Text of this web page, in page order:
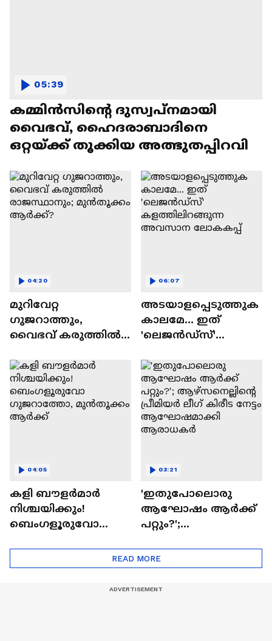
കമ്മിൻസിന്റെ ദുസ്വപ്നമായി
വൈഭവ്, ഹൈദരാബാദിനെ
ഒറ്റയ്ക്ക് തൂക്കിയ അത്ഭുതപ്പിറവി
05:39
മുറിവേറ്റ
ഗുജറാത്തും,
വൈഭവ് കരുത്തില്‍
മുൻതൂക്കം ആർക്ക്?
04:20
അടയാളപ്പെടുത്തുക
കാലമേ... ഇത്
'ലെജൻഡ്‌സ്'
അവസാന ലോകകപ്പ്
06:07
കളി ബൗളര്‍മാര്‍
നിശ്ചയിക്കും!
ബെംഗളൂരുവോ
മുൻതൂക്കം ആർക്ക്
04:05
'ഇതുപോലൊരു
ആഘോഷം ആർക്ക്
പറ്റും?';
പ്രീമിയർ ലീ​ഗ് കിരീട
നേട്ടം
03:21
READ MORE